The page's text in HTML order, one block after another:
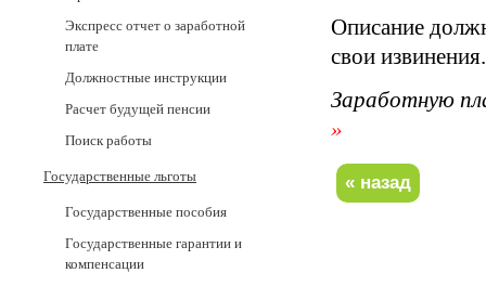
Экспресс отчет о заработной
плате
Должностные инструкции
Расчет будущей пенсии
Поиск работы
Государственные льготы
Государственные пособия
Государственные гарантии и
компенсации
Описание
свои извинения.
Заработную
»